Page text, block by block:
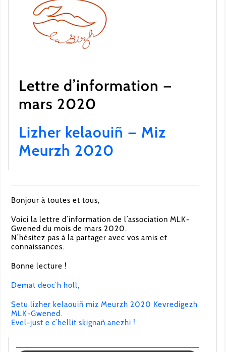
Lettre d’information —
mars 2020
Lizher kelaouiñ — Miz
Meurzh 2020
Bonjour à toutes et tous,
Voici la lettre d’information de l’association MLK-
Gwened du mois de mars 2020.
N’hésitez pas à la partager avec vos amis et
connaissances.
Bonne lecture !
Demat deoc’h holl,
Setu lizher kelaouiñ miz Meurzh 2020 Kevredigezh
MLK-Gwened.
Evel-just e c’hellit skignañ anezhi !